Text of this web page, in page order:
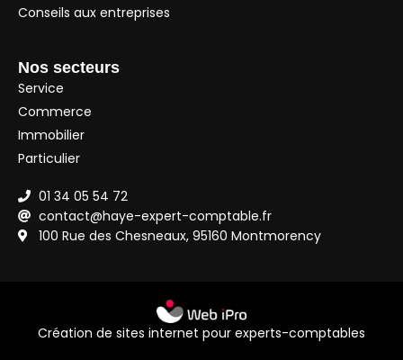
Conseils aux entreprises
Nos secteurs
Service
Commerce
Immobilier
Particulier
01 34 05 54 72
contact@haye-expert-comptable.fr
100 Rue des Chesneaux, 95160 Montmorency
Création de sites internet pour experts-comptables